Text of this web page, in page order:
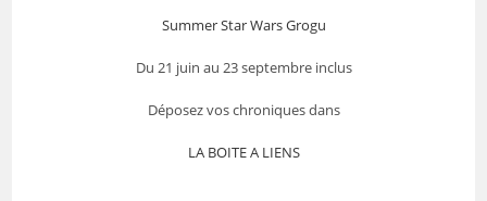
Summer Star Wars Grogu
Du 21 juin au 23 septembre inclus
Déposez vos chroniques dans
LA BOITE A LIENS